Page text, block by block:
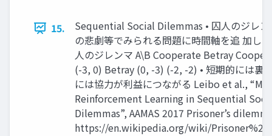
15.
Sequential Social Dilemmas • 囚人のジレ
の悲劇等でみられる問題に時間軸を追 加し
人のジレンマ A\B Cooperate Betray
(-3, 0) Betray (0, -3) (-2, -2) • 短期的には裏
には協力が利益につながる Leibo et al.,
Reinforcement Learning in Sequential
Dilemmas”, AAMAS 2017 Prisoner’s
https://en.wikipedia.org/wiki/